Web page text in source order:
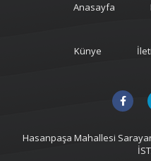
Anasayfa
Künye
Hasanpaşa Mahallesi